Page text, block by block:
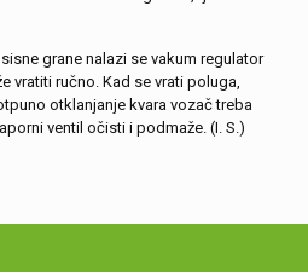
grane nalazi se vakum regulator
vratiti ručno. Kad se vrati poluga,
otklanjanje kvara vozač treba
ventil očisti i podmaže. (I. S.)